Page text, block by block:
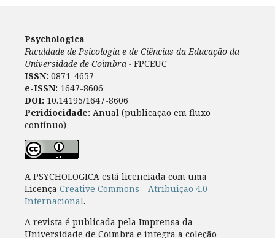
Psychologica
Faculdade de Psicologia e de Ciências da Educação da
Universidade de Coimbra - FPCEUC
ISSN: 0871-4657
e-ISSN: 1647-8606
DOI: 10.14195/1647-8606
Peridiocidade: Anual (publicação em fluxo
contínuo)
A PSYCHOLOGICA está licenciada com uma
Licença Creative Commons - Atribuição 4.0
Internacional.
A revista é publicada pela Imprensa da
Universidade de Coimbra e integra a coleção